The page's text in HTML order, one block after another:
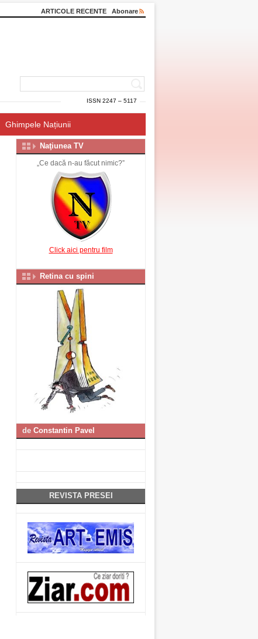
ARTICOLE RECENTE Abonare
ISSN 2247 – 5117
Ghimpele Națiunii
Naţiunea TV
„Ce dacă n-au făcut nimic?”
Click aici pentru film
Retina cu spini
de Constantin Pavel
REVISTA PRESEI